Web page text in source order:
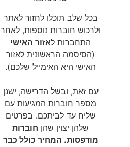
בכל שלב תוכלו לחזור לאתר
ולרכוש חוברות נוספות, לאחר
התחברות לאזור האישי
(הסיסמה הראשונית לאזור
האישי היא האימייל שלכם).
עם זאת, ובשל הדרישה, ישנן
מספר חוברות המגיעות עם
שליח עד לביתכם. בפרטים
שלהן יצוין שהן חוברות
מודפסות. המחיר כולל כבר